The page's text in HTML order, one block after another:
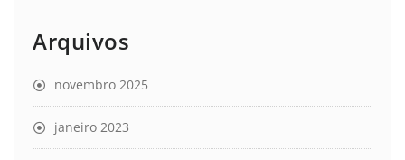
Arquivos
novembro 2025
janeiro 2023